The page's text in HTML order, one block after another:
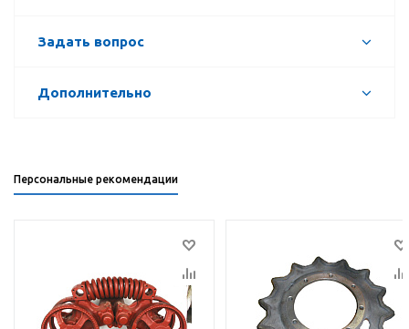
Задать вопрос
Дополнительно
Персональные рекомендации